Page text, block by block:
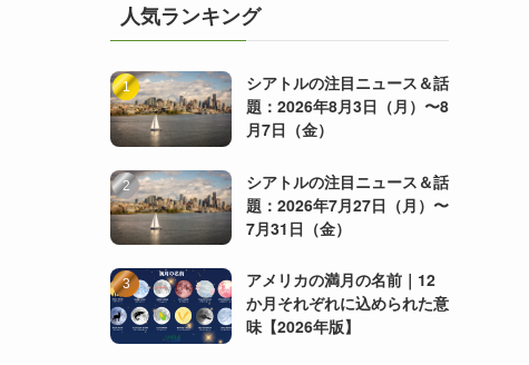
人気ランキング
シアトルの注目ニュース＆話
題：2026年8月3日（月）〜8
月7日（金）
シアトルの注目ニュース＆話
題：2026年7月27日（月）〜
7月31日（金）
アメリカの満月の名前｜12
か月それぞれに込められた意
味【2026年版】